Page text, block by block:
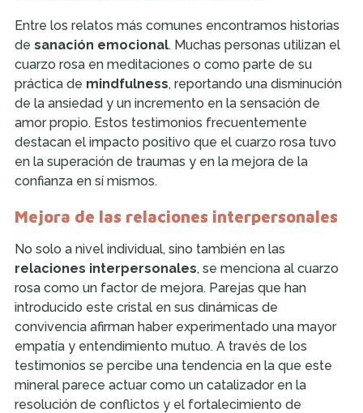
Entre los relatos más comunes encontramos historias
de sanación emocional. Muchas personas utilizan el
cuarzo rosa en meditaciones o como parte de su
práctica de mindfulness, reportando una disminución
de la ansiedad y un incremento en la sensación de
amor propio. Estos testimonios frecuentemente
destacan el impacto positivo que el cuarzo rosa tuvo
en la superación de traumas y en la mejora de la
confianza en sí mismos.
Mejora de las relaciones interpersonales
No solo a nivel individual, sino también en las
relaciones interpersonales, se menciona al cuarzo
rosa como un factor de mejora. Parejas que han
introducido este cristal en sus dinámicas de
convivencia afirman haber experimentado una mayor
empatía y entendimiento mutuo. A través de los
testimonios se percibe una tendencia en la que este
mineral parece actuar como un catalizador en la
resolución de conflictos y el fortalecimiento de